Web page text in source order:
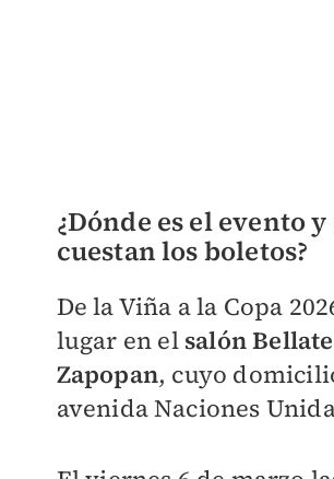
¿Dónde es el evento
cuestan los boletos?
De la Viña a la Copa
lugar en el salón
Zapopan, cuyo
avenida Naciones